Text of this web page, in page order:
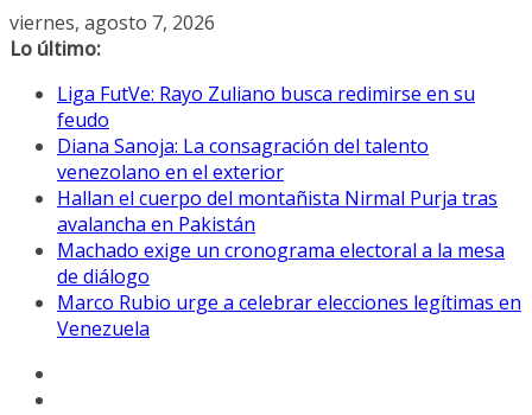
Saltar
al
viernes, agosto 7, 2026
Lo último:
Liga FutVe: Rayo Zuliano busca redimirse en su
feudo
Diana Sanoja: La consagración del talento
venezolano en el exterior
Hallan el cuerpo del montañista Nirmal Purja tras
avalancha en Pakistán
Machado exige un cronograma electoral a la mesa
de diálogo
Marco Rubio urge a celebrar elecciones legítimas en
Venezuela